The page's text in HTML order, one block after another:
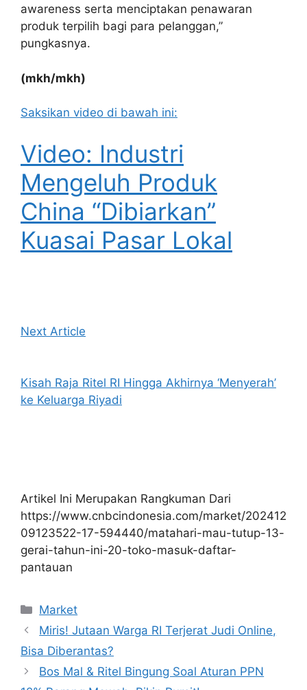
awareness serta menciptakan penawaran
produk terpilih bagi para pelanggan,”
pungkasnya.
(mkh/mkh)
Saksikan video di bawah ini:
Video: Industri
Mengeluh Produk
China “Dibiarkan”
Kuasai Pasar Lokal
Next Article
Kisah Raja Ritel RI Hingga Akhirnya ‘Menyerah’
ke Keluarga Riyadi
Artikel Ini Merupakan Rangkuman Dari
https://www.cnbcindonesia.com/market/202412
09123522-17-594440/matahari-mau-tutup-13-
gerai-tahun-ini-20-toko-masuk-daftar-
pantauan
Kategori
Market
Miris! Jutaan Warga RI Terjerat Judi Online,
Bisa Diberantas?
Bos Mal & Ritel Bingung Soal Aturan PPN